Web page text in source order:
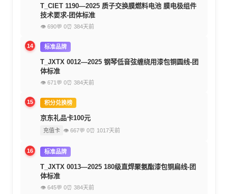
T_CIET 1190—2025 质子交换膜燃料电池 膜电极组件
技术要求-团体标准
👁 690💬 0⏰ 384天前
14 标准品牌
T_JXTX 0012—2025 钢琴低音弦缠绕用漆包铜圆线-团
体标准
👁 671 💬 0⏰ 384天前
15 积分兑换榜
京东礼品卡100元
充值卡 👁 667💬 0⏰ 1017天前
16 标准品牌
T_JXTX 0013—2025 180级直焊聚氨酯漆包铜扁线-团
体标准
👁 645💬 0⏰ 384天前